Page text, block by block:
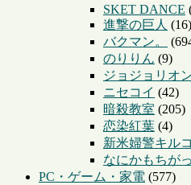
SKET DANCE
進撃の巨人 (16)
バクマン。
のりりん (9)
ジョジョリオ
ニセコイ (42)
暗殺教室 (205)
恋染紅葉 (4)
新米婦警キル
なにかもちが
PC・ゲーム・家電 (577)